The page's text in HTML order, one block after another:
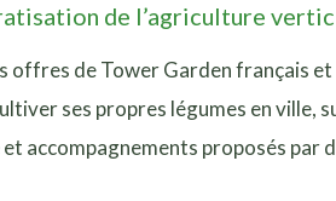
de l’agriculture
offres de Tower Garden français
ses propres légumes en ville,
accompagnements proposés par